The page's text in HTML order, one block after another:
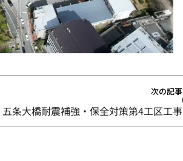
次の記事
五条大橋耐震補強・保全対策第4工区工事